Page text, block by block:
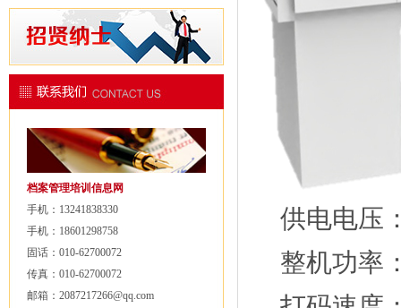
档案管理培训信息网
手机：13241838330
手机：18601298758
固话：010-62700072
传真：010-62700072
邮箱：2087217266@qq.com
供电电压
整机功率